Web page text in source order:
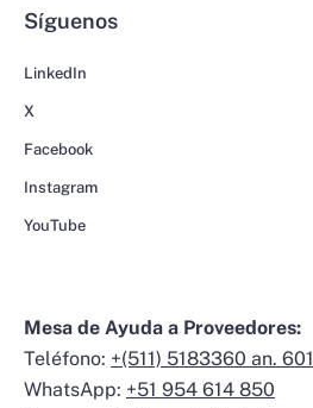
Síguenos
LinkedIn
X
Facebook
Instagram
YouTube
Mesa de Ayuda a Proveedores:
Teléfono: +(511) 5183360 an. 601
WhatsApp: +51 954 614 850